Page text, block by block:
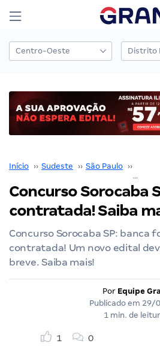
Início ›› Sudeste ›› São Paulo ››
Concurso Sorocaba
contratada! Saiba
Concurso Sorocaba SP: banca
contratada! Um novo edital
breve. Saiba mais!
Por Equipe
Publicado em 29/
1 min. de
1 0